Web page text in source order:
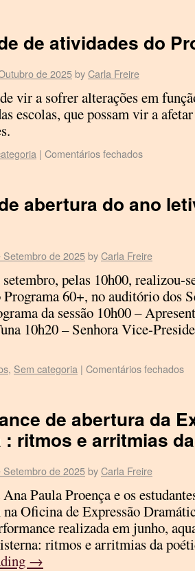
de atividades do
de 2025byCarla Freire
vir a sofrer alterações em
escolas, que possam vir a
| Comentários fechados
abertura do ano
Setembro de 2025byCarla Freire
pelas 10h00, realizou-
60+, no auditório dos
da sessão 10h00 –
10h20 – Senhora Vice-
, Sem categoria | Comentários fechados
de abertura da
: ritmos e arritmias
Setembro de 2025byCarla Freire
Paula Proença e os
Oficina de Expressão
realizada em junho,
ritmos e arritmias da
→